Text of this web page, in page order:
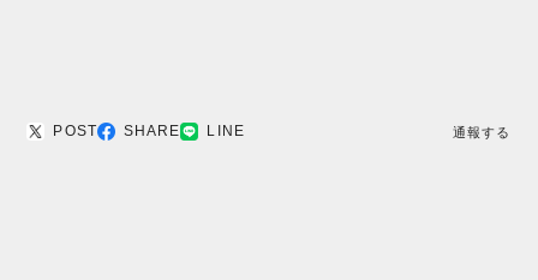
POST SHARE LINE 通報する